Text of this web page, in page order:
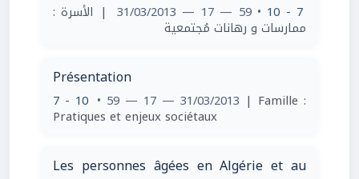
7 - 10
• 59 — 17 — 31/03/2013 | الأسرة :
ممارسات و رهانات مُجتمعية
Présentation
7 - 10 • 59 — 17 — 31/03/2013 | Famille :
Pratiques et enjeux sociétaux
Les personnes âgées en Algérie et au